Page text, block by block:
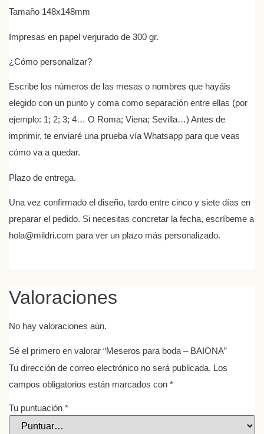
Tamaño 148x148mm
Impresas en papel verjurado de 300 gr.
¿Cómo personalizar?
Escribe los números de las mesas o nombres que hayáis
elegido con un punto y coma como separación entre ellas (por
ejemplo: 1; 2; 3; 4… O Roma; Viena; Sevilla…) Antes de
imprimir, te enviaré una prueba vía Whatsapp para que veas
cómo va a quedar.
Plazo de entrega.
Una vez confirmado el diseño, tardo entre cinco y siete días en
preparar el pedido. Si necesitas concretar la fecha, escríbeme a
hola@mildri.com para ver un plazo más personalizado.
Valoraciones
No hay valoraciones aún.
Sé el primero en valorar “Meseros para boda – BAIONA”
Tu dirección de correo electrónico no será publicada. Los
campos obligatorios están marcados con *
Tu puntuación *